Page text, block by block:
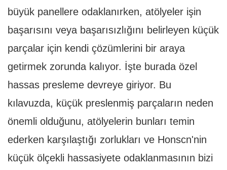
büyük panellere odaklanırken, atölyeler işin
başarısını veya başarısızlığını belirleyen küçük
parçalar için kendi çözümlerini bir araya
getirmek zorunda kalıyor. İşte burada özel
hassas presleme devreye giriyor. Bu
kılavuzda, küçük preslenmiş parçaların neden
önemli olduğunu, atölyelerin bunları temin
ederken karşılaştığı zorlukları ve Honscn'nin
küçük ölçekli hassasiyete odaklanmasının bizi